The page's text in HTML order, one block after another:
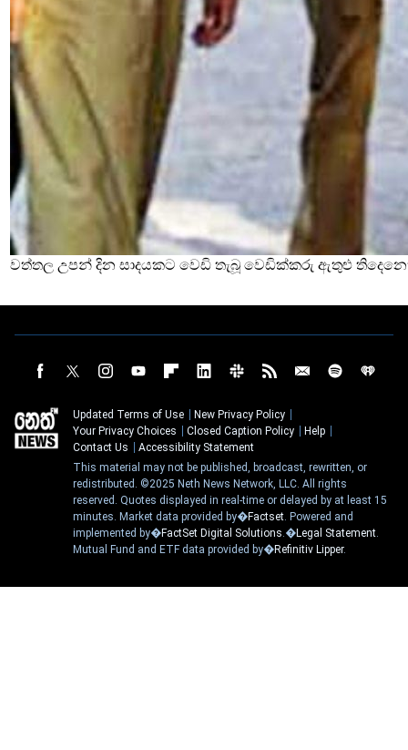
වත්තල උපන් දින සාදයකට වෙඩි තැබූ වෙඩික්කරු ඇතුළු
Updated Terms of Use
New Privacy Policy
Your Privacy Choices
Closed Caption Policy
Help
Contact Us
Accessibility Statement
This material may not be published, broadcast, rewritten, or
redistributed. ©2025 Neth News Network, LLC. All rights
reserved. Quotes displayed in real-time or delayed by at least 15
minutes. Market data provided by�Factset. Powered and
implemented by�FactSet Digital Solutions.�Legal Statement.
Mutual Fund and ETF data provided by�Refinitiv Lipper.